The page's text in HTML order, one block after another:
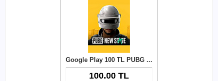
Google Play 100 TL PUBG New State NC
100.00 TL